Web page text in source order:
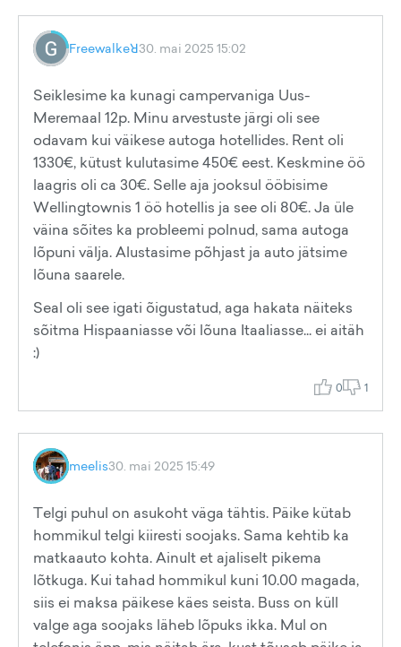
Freewalkeꓤ30. mai 2025 15:02
Seiklesime ka kunagi campervaniga Uus-
Meremaal 12p. Minu arvestuste järgi oli see
odavam kui väikese autoga hotellides. Rent oli
1330€, kütust kulutasime 450€ eest. Keskmine öö
laagris oli ca 30€. Selle aja jooksul ööbisime
Wellingtownis 1 öö hotellis ja see oli 80€. Ja üle
väina sõites ka probleemi polnud, sama autoga
lõpuni välja. Alustasime põhjast ja auto jätsime
lõuna saarele.
Seal oli see igati õigustatud, aga hakata näiteks
sõitma Hispaaniasse või lõuna Itaaliasse... ei aitäh
:)
0 1
meelis30. mai 2025 15:49
Telgi puhul on asukoht väga tähtis. Päike kütab
hommikul telgi kiiresti soojaks. Sama kehtib ka
matkaauto kohta. Ainult et ajaliselt pikema
lõtkuga. Kui tahad hommikul kuni 10.00 magada,
siis ei maksa päikese käes seista. Buss on küll
valge aga soojaks läheb lõpuks ikka. Mul on